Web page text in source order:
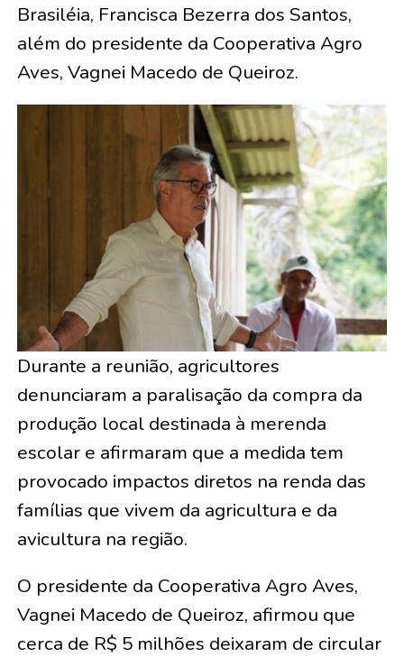
Brasiléia, Francisca Bezerra dos Santos,
além do presidente da Cooperativa Agro
Aves, Vagnei Macedo de Queiroz.
Durante a reunião, agricultores
denunciaram a paralisação da compra da
produção local destinada à merenda
escolar e afirmaram que a medida tem
provocado impactos diretos na renda das
famílias que vivem da agricultura e da
avicultura na região.
O presidente da Cooperativa Agro Aves,
Vagnei Macedo de Queiroz, afirmou que
cerca de R$ 5 milhões deixaram de circular